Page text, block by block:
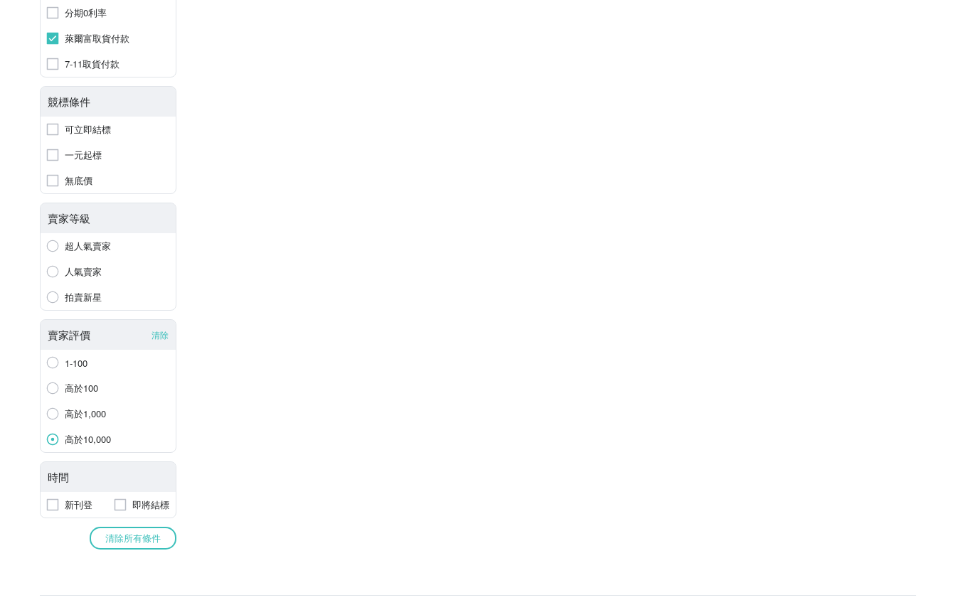
分期0利率
萊爾富取貨付款
7-11取貨付款
競標條件
可立即結標
一元起標
無底價
賣家等級
超人氣賣家
人氣賣家
拍賣新星
賣家評價 清除
1-100
高於100
高於1,000
高於10,000
時間
新刊登 即將結標
清除所有條件